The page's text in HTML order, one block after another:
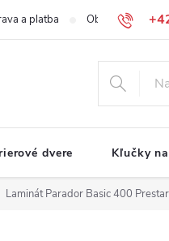
a platba Obchodné
dvere Kľučky
Laminát Parador Basic 400